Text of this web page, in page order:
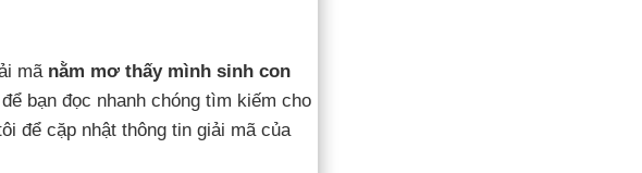
mã nằm mơ thấy mình sinh con
bạn đọc nhanh chóng tìm kiếm cho
để cặp nhật thông tin giải mã của